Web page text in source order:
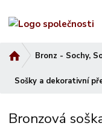
v
o
í
Bronz - Sochy,
Sošky a dekorativní
Bronzová